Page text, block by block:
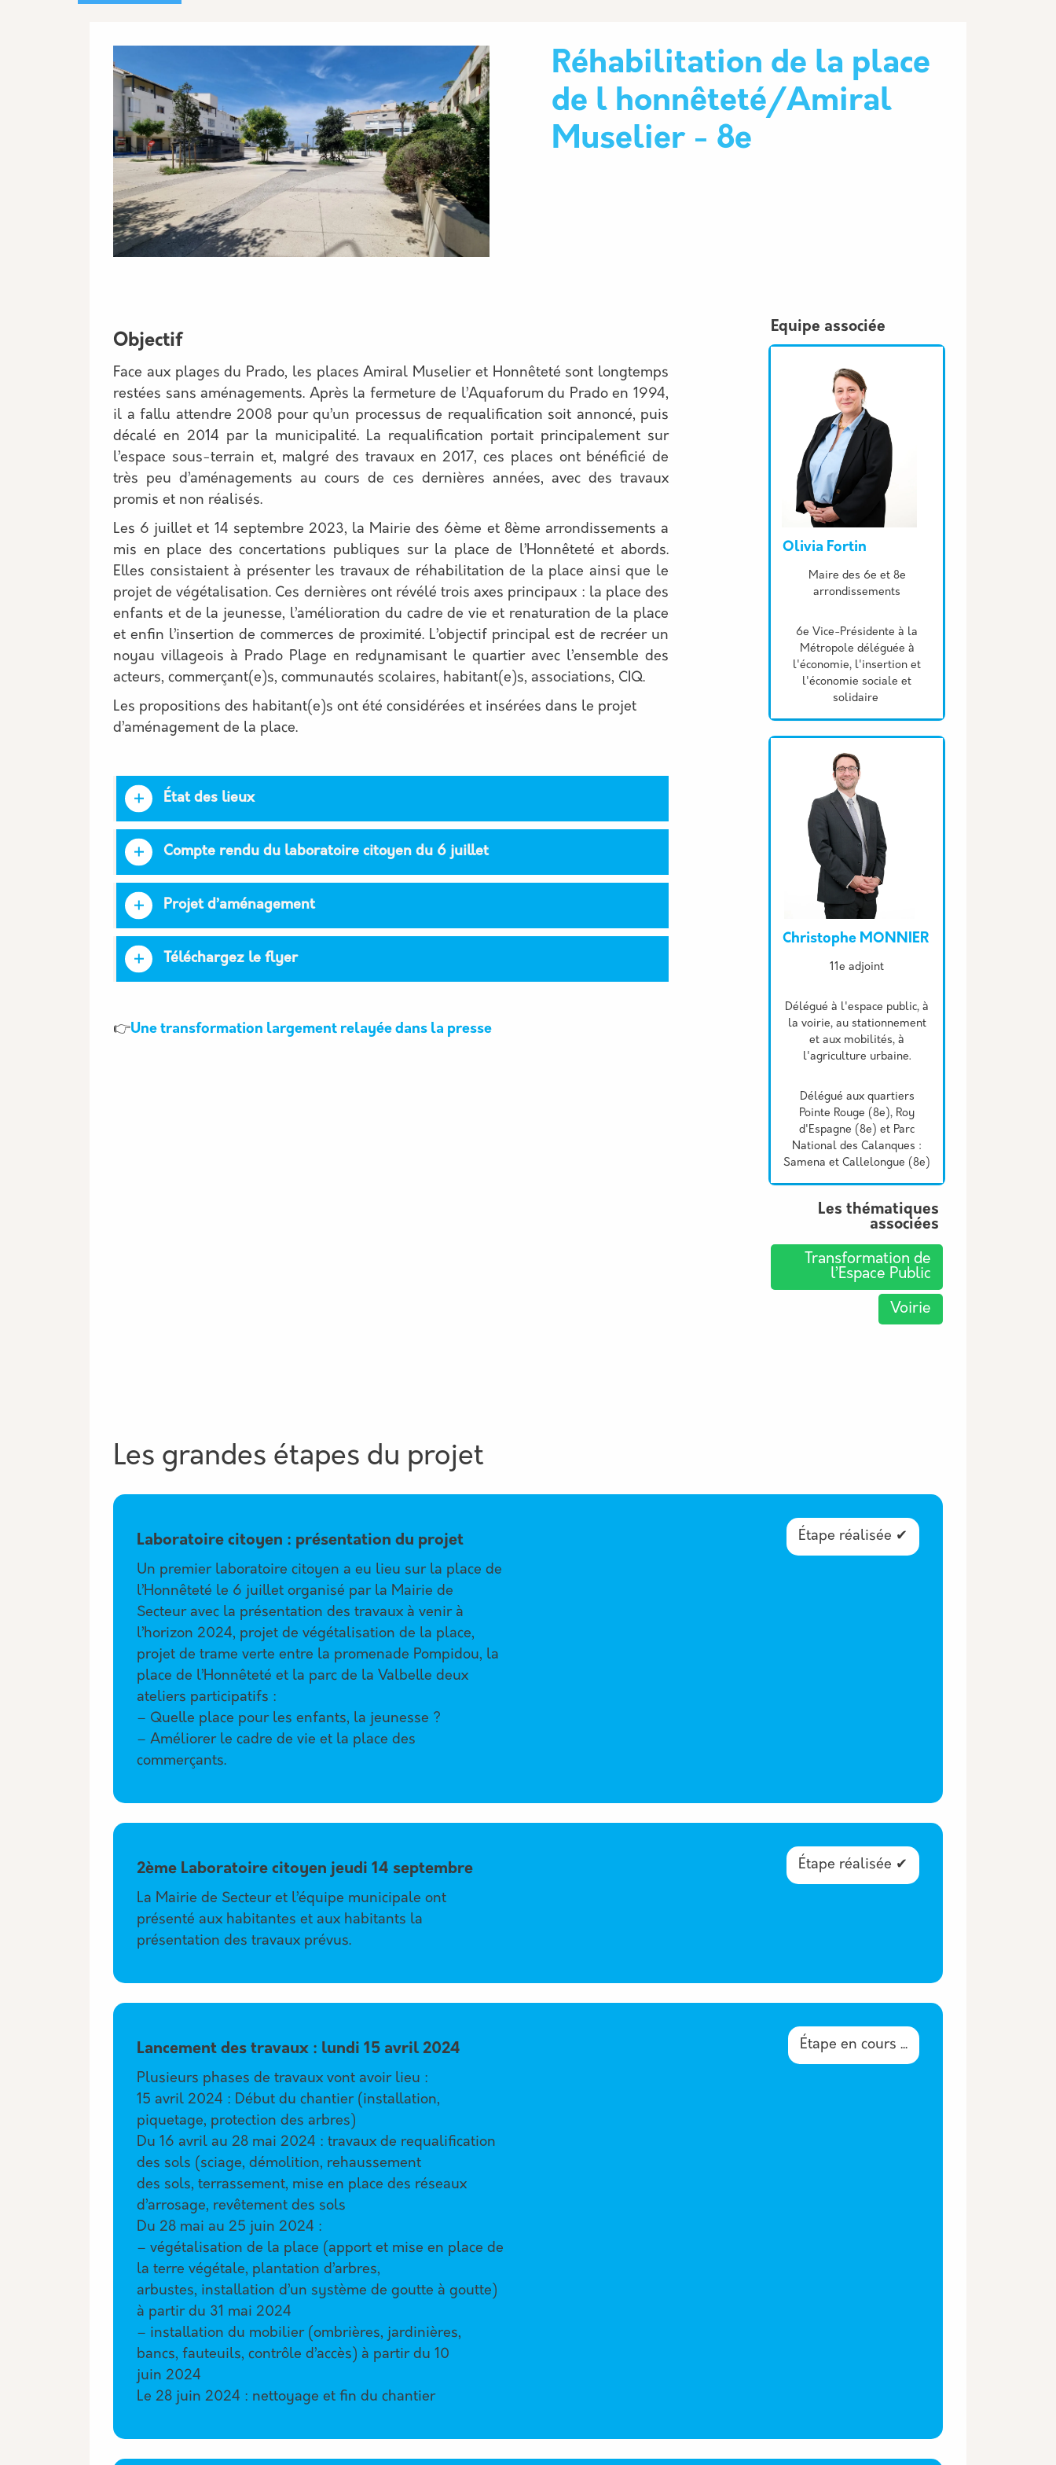
Réhabilitation de la place
de l honnêteté/Amiral
Muselier - 8e
Objectif
Face aux plages du Prado, les places Amiral Muselier et Honnêteté sont longtemps
restées sans aménagements. Après la fermeture de l’Aquaforum du Prado en 1994,
il a fallu attendre 2008 pour qu’un processus de requalification soit annoncé, puis
décalé en 2014 par la municipalité. La requalification portait principalement sur
l’espace sous-terrain et, malgré des travaux en 2017, ces places ont bénéficié de
très peu d’aménagements au cours de ces dernières années, avec des travaux
promis et non réalisés.
Les 6 juillet et 14 septembre 2023, la Mairie des 6ème et 8ème arrondissements a
mis en place des concertations publiques sur la place de l’Honnêteté et abords.
Elles consistaient à présenter les travaux de réhabilitation de la place ainsi que le
projet de végétalisation. Ces dernières ont révélé trois axes principaux : la place des
enfants et de la jeunesse, l’amélioration du cadre de vie et renaturation de la place
et enfin l’insertion de commerces de proximité. L’objectif principal est de recréer un
noyau villageois à Prado Plage en redynamisant le quartier avec l’ensemble des
acteurs, commerçant(e)s, communautés scolaires, habitant(e)s, associations, CIQ.
Les propositions des habitant(e)s ont été considérées et insérées dans le projet
d’aménagement de la place.
État des lieux
Compte rendu du laboratoire citoyen du 6 juillet
Projet d’aménagement
Téléchargez le flyer
👉Une transformation largement relayée dans la presse
Equipe associée
Olivia Fortin
Maire des 6e et 8e
arrondissements
6e Vice-Présidente à la
Métropole déléguée à
l'économie, l'insertion et
l'économie sociale et
solidaire
Christophe MONNIER
11e adjoint
Délégué à l'espace public, à
la voirie, au stationnement
et aux mobilités, à
l'agriculture urbaine.
Délégué aux quartiers
Pointe Rouge (8e), Roy
d'Espagne (8e) et Parc
National des Calanques :
Samena et Callelongue (8e)
Les thématiques
associées
Transformation de
l’Espace Public
Voirie
Les grandes étapes du projet
étapes associés
Laboratoire citoyen : présentation du projet
Un premier laboratoire citoyen a eu lieu sur la place de
l’Honnêteté le 6 juillet organisé par la Mairie de
Secteur avec la présentation des travaux à venir à
l’horizon 2024, projet de végétalisation de la place,
projet de trame verte entre la promenade Pompidou, la
place de l’Honnêteté et la parc de la Valbelle deux
ateliers participatifs :
– Quelle place pour les enfants, la jeunesse ?
– Améliorer le cadre de vie et la place des
commerçants.
Étape réalisée ✔
2ème Laboratoire citoyen jeudi 14 septembre
La Mairie de Secteur et l’équipe municipale ont
présenté aux habitantes et aux habitants la
présentation des travaux prévus.
Étape réalisée ✔
Lancement des travaux : lundi 15 avril 2024
Plusieurs phases de travaux vont avoir lieu :
15 avril 2024 : Début du chantier (installation,
piquetage, protection des arbres)
Du 16 avril au 28 mai 2024 : travaux de requalification
des sols (sciage, démolition, rehaussement
des sols, terrassement, mise en place des réseaux
d’arrosage, revêtement des sols
Du 28 mai au 25 juin 2024 :
– végétalisation de la place (apport et mise en place de
la terre végétale, plantation d’arbres,
arbustes, installation d’un système de goutte à goutte)
à partir du 31 mai 2024
– installation du mobilier (ombrières, jardinières,
bancs, fauteuils, contrôle d’accès) à partir du 10
juin 2024
Le 28 juin 2024 : nettoyage et fin du chantier
Étape en cours ...